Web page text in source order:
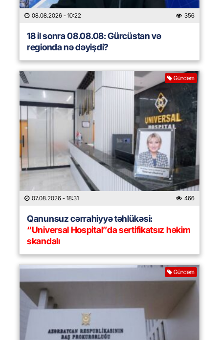
08.08.2026 - 10:22 356
18 il sonra 08.08.08: Gürcüstan və
regionda nə dəyişdi?
Gündəm
07.08.2026 - 18:31 466
Qanunsuz cərrahiyyə təhlükəsi:
“Universal Hospital”da sertifikatsız həkim
skandalı
Gündəm